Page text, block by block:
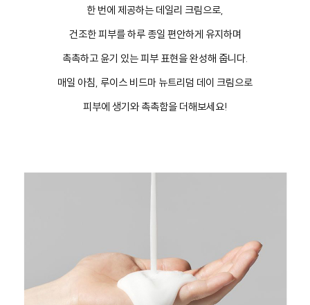
한 번에 제공하는 데일리 크림으로,
건조한 피부를 하루 종일 편안하게 유지하며
촉촉하고 윤기 있는 피부 표현을 완성해 줍니다.
매일 아침, 루이스 비드마 뉴트리덤 데이 크림으로
피부에 생기와 촉촉함을 더해보세요!